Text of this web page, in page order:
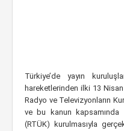
Türkiye’de yayın
hareketlerinden ilki 13 Nisan
Radyo ve Televizyonların
ve bu kanun kapsamında
(RTÜK) kurulmasıyla